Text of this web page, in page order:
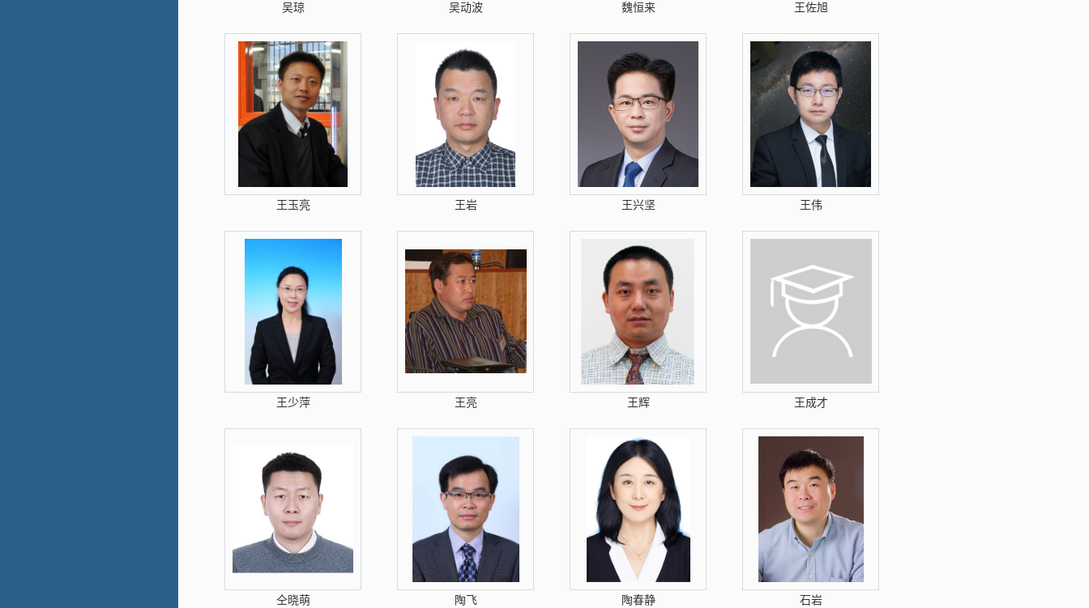
吴琼 吴动波 魏恒来 王佐旭
王玉亮 王岩 王兴坚 王伟
王少萍 王亮 王辉 王成才
仝晓萌 陶飞 陶春静 石岩